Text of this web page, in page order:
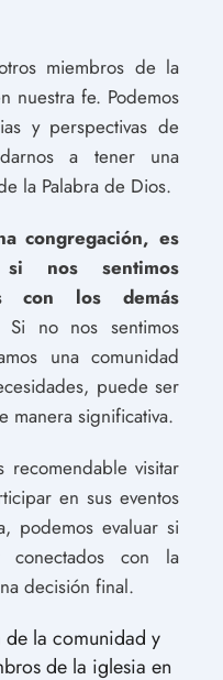
miembros de la
nuestra fe. Podemos
y perspectivas de
a tener una
la Palabra de Dios.
congregación, es
si nos sentimos
con los demás
no nos sentimos
una comunidad
puede ser
manera significativa.
recomendable visitar
en sus eventos
podemos evaluar si
conectados con la
decisión final.
de la comunidad y
de la iglesia en